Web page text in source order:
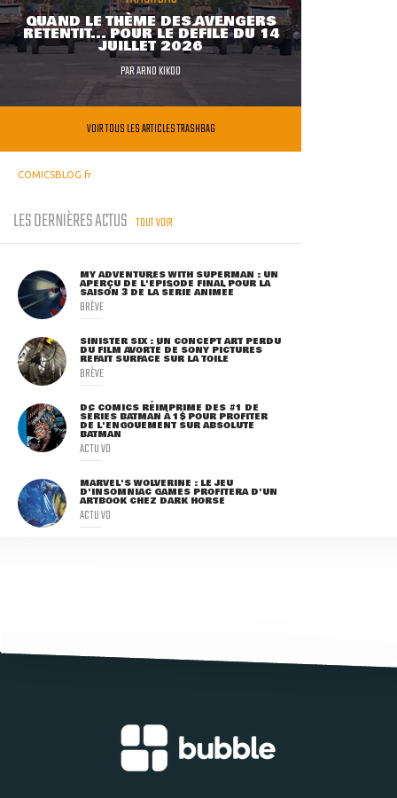
QUAND LE THÈME DES AVENGERS
RETENTIT... POUR LE DÉFILÉ DU 14
JUILLET 2026
PARARNO KIKOO
VOIR TOUS LES ARTICLES TRASHBAG
COMICSBLOG.fr
LES DERNIÈRES ACTUS TOUT VOIR
MY ADVENTURES WITH SUPERMAN : UN
APERÇU DE L'ÉPISODE FINAL POUR LA
SAISON 3 DE LA SÉRIE ANIMÉE
BRÈVE
SINISTER SIX : UN CONCEPT ART PERDU
DU FILM AVORTÉ DE SONY PICTURES
REFAIT SURFACE SUR LA TOILE
BRÈVE
DC COMICS RÉIMPRIME DES #1 DE
SÉRIES BATMAN À 1$ POUR PROFITER
DE L'ENGOUEMENT SUR ABSOLUTE
BATMAN
ACTU VO
MARVEL'S WOLVERINE : LE JEU
D'INSOMNIAC GAMES PROFITERA D'UN
ARTBOOK CHEZ DARK HORSE
ACTU VO